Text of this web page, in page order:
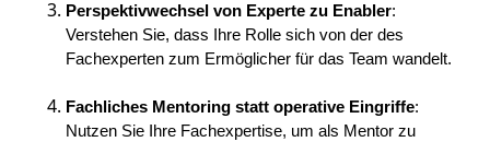
Perspektivwechsel von Experte zu Enabler:
Verstehen Sie, dass Ihre Rolle sich von der des
Fachexperten zum Ermöglicher für das Team wandelt.
Fachliches Mentoring statt operative Eingriffe:
Nutzen Sie Ihre Fachexpertise, um als Mentor zu